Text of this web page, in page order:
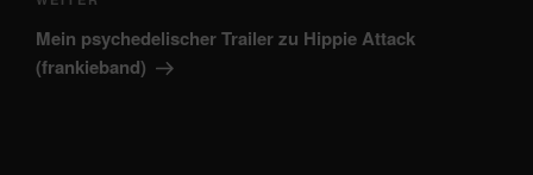
Beitrag
Mein psychedelischer Trailer zu Hippie Attack
(frankieband)